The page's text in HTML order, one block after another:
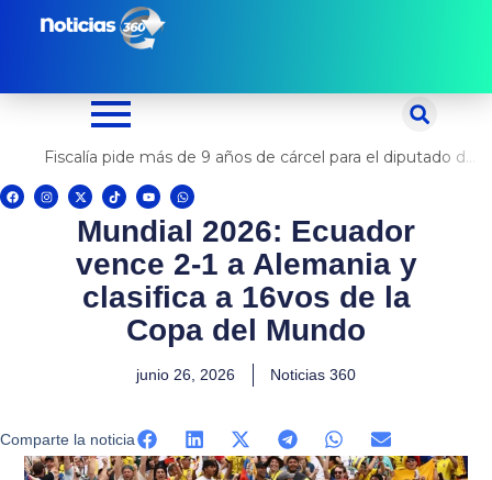
Fiscalía pide más de 9 años de cárcel para el diputado de oposición Harvey Colchado
F
a
c
I
n
s
X
-
t
w
t
e
T
i
k
t
o
Y
o
u
t
u
e
W
h
a
t
s
p
p
Mundial 2026: Ecuador
vence 2-1 a Alemania y
clasifica a 16vos de la
Copa del Mundo
junio 26, 2026 Noticias 360
Comparte la noticia